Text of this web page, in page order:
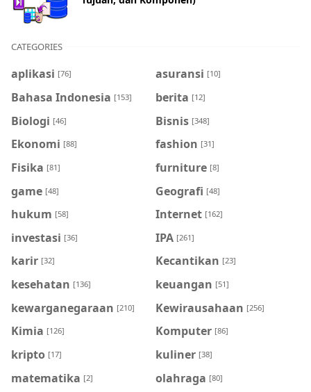
CATEGORIES
aplikasi [76] asuransi [10]
Bahasa Indonesia [153] berita [12]
Biologi [46] Bisnis [348]
Ekonomi [88] fashion [31]
Fisika [81] furniture [8]
game [48] Geografi [48]
hukum [58] Internet [162]
investasi [36] IPA [261]
karir [32] Kecantikan [23]
kesehatan [136] keuangan [51]
kewarganegaraan [210] Kewirausahaan [256]
Kimia [126] Komputer [86]
kripto [17] kuliner [38]
matematika [2] olahraga [80]